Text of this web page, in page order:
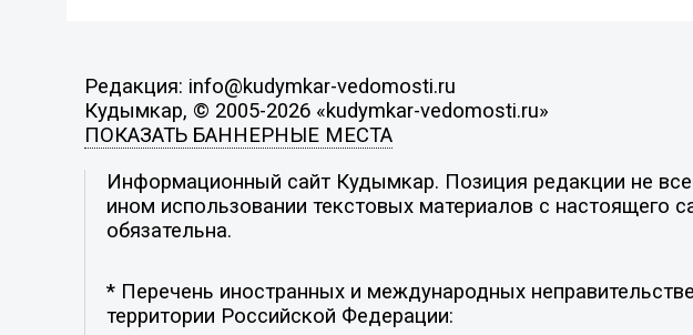
Редакция: info@kudymkar-vedomosti.ru
Кудымкар, © 2005-2026 «kudymkar-vedomosti.ru»
ПОКАЗАТЬ БАННЕРНЫЕ МЕСТА
Информационный сайт Кудымкар. Позиция редакции не
ином использовании текстовых материалов с настоящего
обязательна.
* Перечень иностранных и международных
территории Российской Федерации: